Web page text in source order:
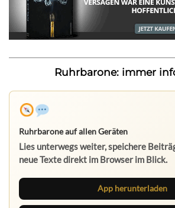
Ruhrbarone: immer
Ruhrbarone auf allen Geräten
Lies unterwegs weiter, speichere
neue Texte direkt im Browser im Blick.
App herunterladen